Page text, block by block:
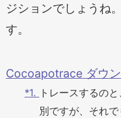
ジションでしょうね
す。
Cocoapotrace ダウ
*1. トレースするの
別ですが、それで